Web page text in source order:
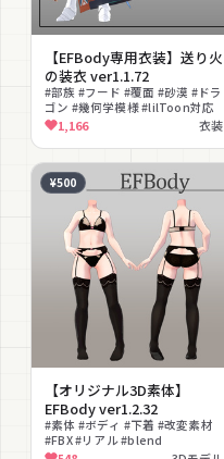
【EFBody専用衣装】送り火
の装衣 ver1.1.72
#部族 #フード #覆面 #砂漠 #ドラ
ゴン #幾何学模様 #lilToon対応
1,166 衣装
¥500
【オリジナル3D素体】
EFBody ver1.2.32
#素体 #ボディ #下着 #改変素材
#FBX #リアル #blend